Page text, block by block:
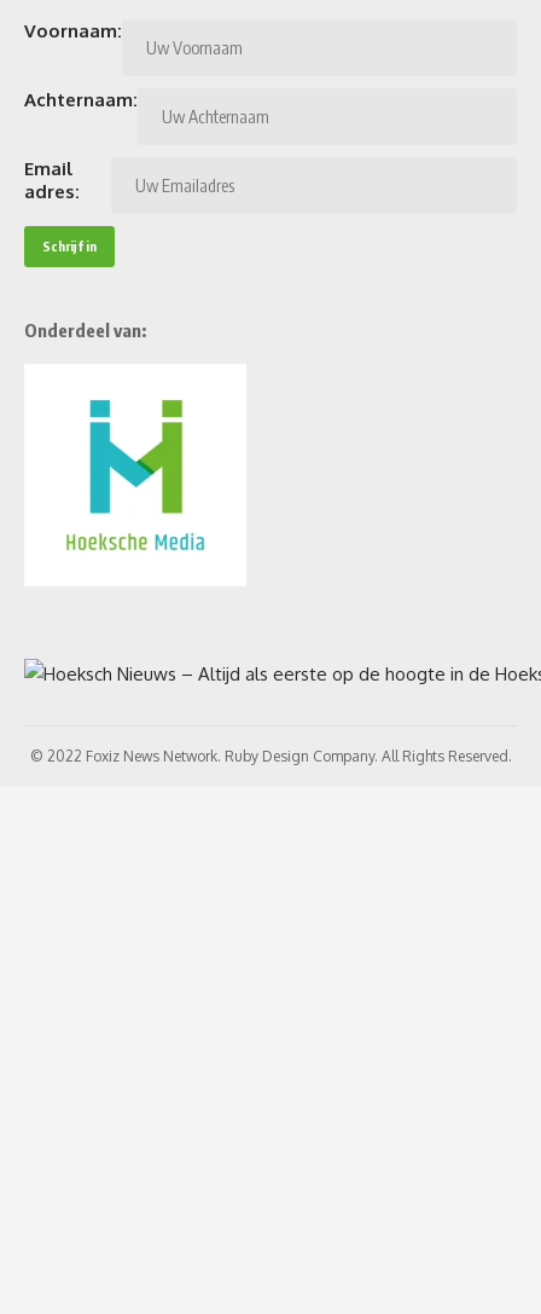
Voornaam:
Achternaam:
Email
adres:
Onderdeel van:
© 2022 Foxiz News Network. Ruby Design Company. All Rights Reserved.